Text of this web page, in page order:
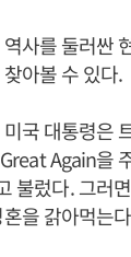
사를 둘러싼
아볼 수 있다.
국 대통령은
Again을
불렀다. 그러
을 갉아먹는